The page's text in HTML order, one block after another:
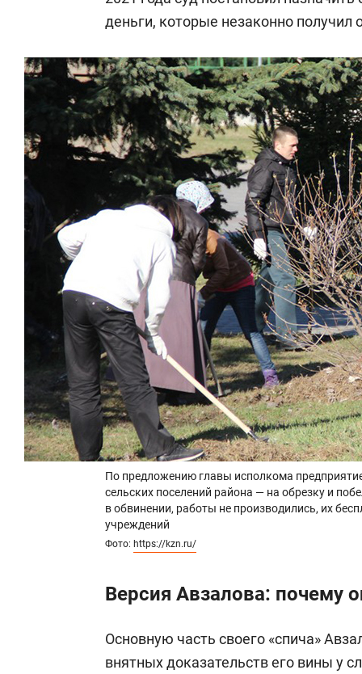
деньги, которые незаконно получил
По предложению главы исполкома
сельских поселений района — на обрезку и
в обвинении, работы не производились, их
учреждений
Фото: https://kzn.ru/
Версия Авзалова: почему
Основную часть своего «спича»
внятных доказательств его вины у